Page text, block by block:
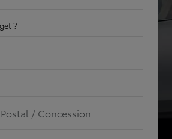
?
/ Concession